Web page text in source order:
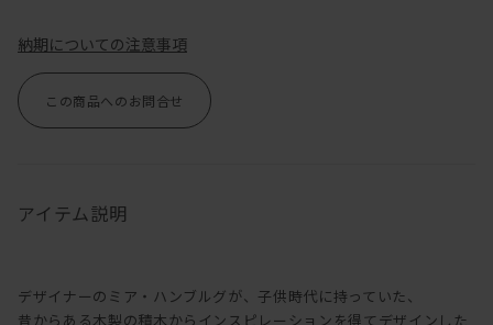
納期についての注意事項
この商品へのお問合せ
アイテム説明
デザイナーのミア・ハンブルグが、子供時代に持っていた、
昔からある木製の積木からインスピレーションを得てデザインした